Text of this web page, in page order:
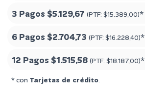
3 Pagos $5.129,67 (PTF: $15.389,00)*
6 Pagos $2.704,73 (PTF: $16.228,40)*
12 Pagos $1.515,58 (PTF: $18.187,00)*
* con Tarjetas de crédito.